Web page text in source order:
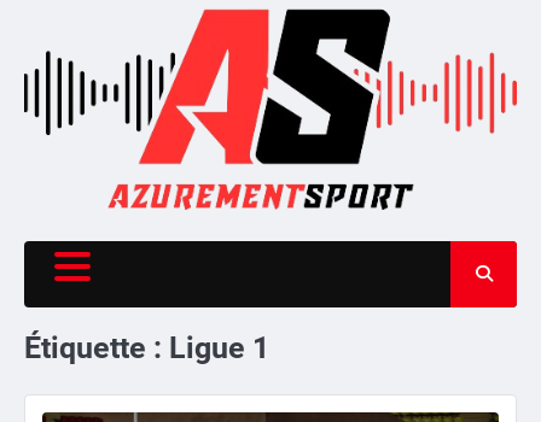
content
Étiquette : Ligue 1